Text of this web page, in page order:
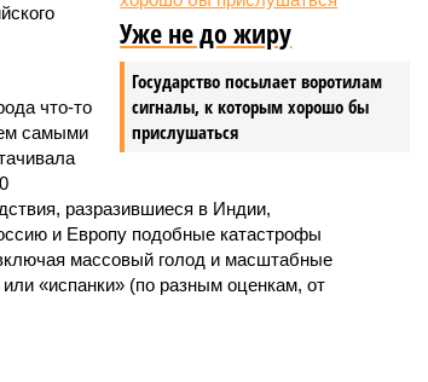
Уже не до жиру
Государство посылает воротилам
сигналы, к которым хорошо бы
прислушаться
что-то
самыми
разразившиеся в Индии,
и Европу подобные катастрофы
массовый голод и масштабные
«испанки» (по разным оценкам, от